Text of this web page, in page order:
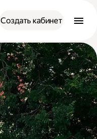
Создать кабинет